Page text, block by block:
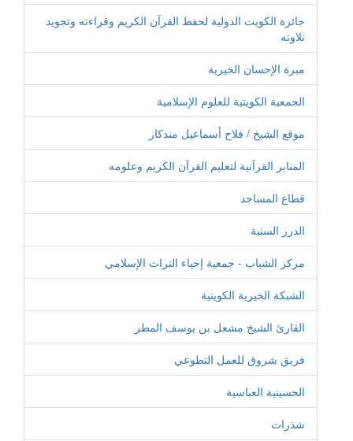
جائزة الكويت الدولية لحفظ القرآن الكريم وقراءته وتجويد
تلاوته
مبرة الإحسان الخيرية
الجمعية الكويتية للعلوم الإسلامية
موقع الشيخ / فلاح أسماعيل مندكار
المنابر القرآنية لتعليم القرآن الكريم وعلومه
قطاع المساجد
الدرر السنية
مركز الشباب - جمعية إحياء التراث الإسلامي
الشبكة الخيرية الكويتية
القارئ الشيخ مشعل بن يوسف المطر
فريق شروق للعمل التطوعي
الحسينية العباسية
شذرات